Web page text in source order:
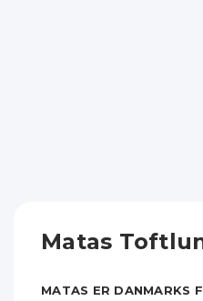
Matas
MATAS ER DANMARKS